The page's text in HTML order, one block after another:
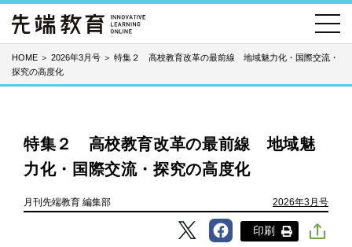
HOME ＞ 2026年3月号 ＞ 特集２ 高校教育改革の最前線 地域魅力化・国際交流・
探究の高度化
特集２ 高校教育改革の最前線 地域魅
力化・国際交流・探究の高度化
月刊先端教育 編集部 2026年3月号
印刷